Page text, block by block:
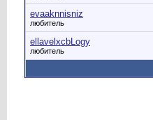
evaaknnisniz
любитель
ellavelxcbLogy
любитель